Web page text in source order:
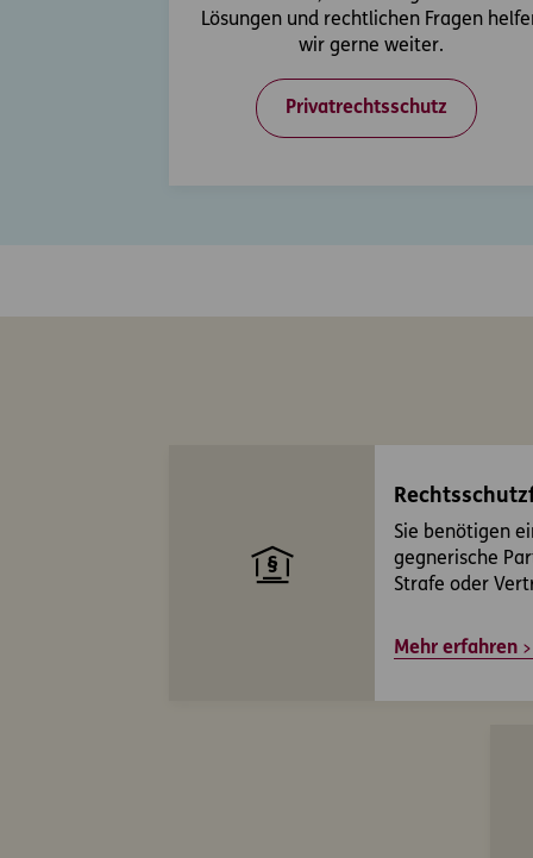
Lösungen und rechtlichen Fragen
wir gerne weiter.
Privatrechtsschutz
Sie benötigen
gegnerische
Strafe oder
Mehr erfahren